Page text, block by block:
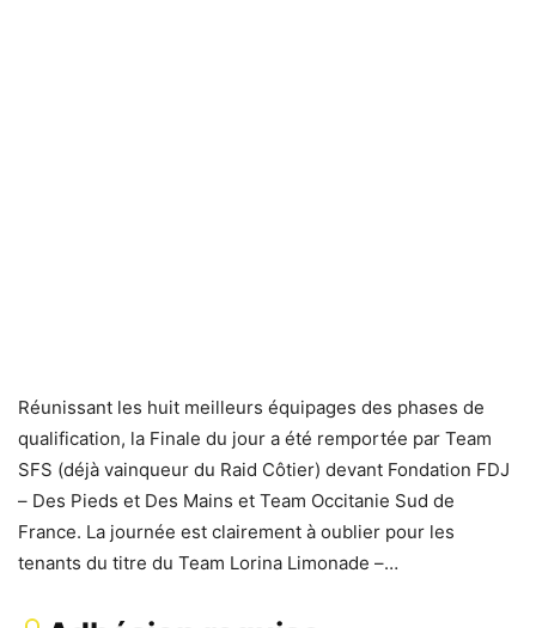
Réunissant les huit meilleurs équipages des phases de
qualification, la Finale du jour a été remportée par Team
SFS (déjà vainqueur du Raid Côtier) devant Fondation FDJ
– Des Pieds et Des Mains et Team Occitanie Sud de
France. La journée est clairement à oublier pour les
tenants du titre du Team Lorina Limonade –…